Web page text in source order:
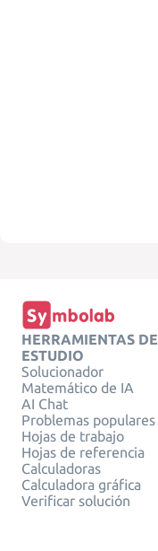
HERRAMIENTAS DE
ESTUDIO
Solucionador
Matemático de IA
AI Chat
Problemas populares
Hojas de trabajo
Hojas de referencia
Calculadoras
Calculadora gráfica
Verificar solución